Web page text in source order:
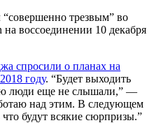
трезвым” во
воссоединении 10 декабря
спросили о планах на
году. “Будет выходить
люди еще не слышали,” —
над этим. В следующем
что будут всякие сюрпризы.”